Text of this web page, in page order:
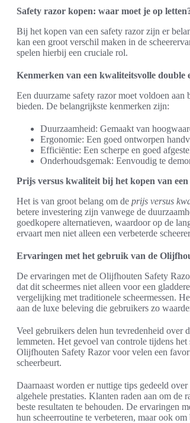
Safety razor kopen: waar moet je op
Bij het kopen van een safety razor zijn er
kan een groot verschil maken in de
spelen hierbij een cruciale rol.
Kenmerken van een kwaliteitsvolle double
Een duurzame safety razor moet voldoen aan
bieden. De belangrijkste kenmerken zijn:
Duurzaamheid: Gemaakt van
Ergonomie: Een goed ontworpen
Efficiëntie: Een scherpe en goed
Onderhoudsgemak: Eenvoudig te
Prijs versus kwaliteit bij het kopen van
Het is van groot belang om de prijs versus
betere investering zijn vanwege de
goedkopere alternatieven, waardoor op de
ervaart men niet alleen een verbeterde
Ervaringen met het gebruik van de
De ervaringen met de Olijfhouten Safety
dat dit scheermes niet alleen voor een
vergelijking met traditionele scheermessen.
aan de luxe beleving die gebruikers zo
Veel gebruikers delen hun tevredenheid over
lemmeten. Het gevoel van controle tijdens
Olijfhouten Safety Razor voor velen een
scheerbeurt.
Daarnaast worden er nuttige tips gedeeld
algehele prestaties. Klanten raden aan om de
beste resultaten te behouden. De ervaringen
hun scheerroutine te verbeteren, maar ook